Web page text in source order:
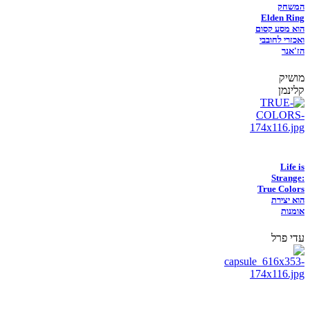
המשחק
Elden Ring
הוא מסע קסום
ואכזרי לחובבי
הז'אנר
מושיק
קלינמן
Life is
Strange:
True Colors
הוא יצירת
אומנות
עדי פרל